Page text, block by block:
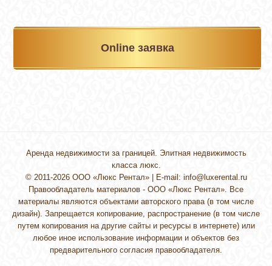
Online заявка
Аренда недвижимости за границей. Элитная недвижимость
класса люкс.
© 2011-2026 ООО «Люкс Рентал» | E-mail: info@luxerental.ru
Правообладатель материалов - ООО «Люкс Рентал». Все
материалы являются объектами авторского права (в том числе
дизайн). Запрещается копирование, распространение (в том числе
путем копирования на другие сайты и ресурсы в интернете) или
любое иное использование информации и объектов без
предварительного согласия правообладателя.